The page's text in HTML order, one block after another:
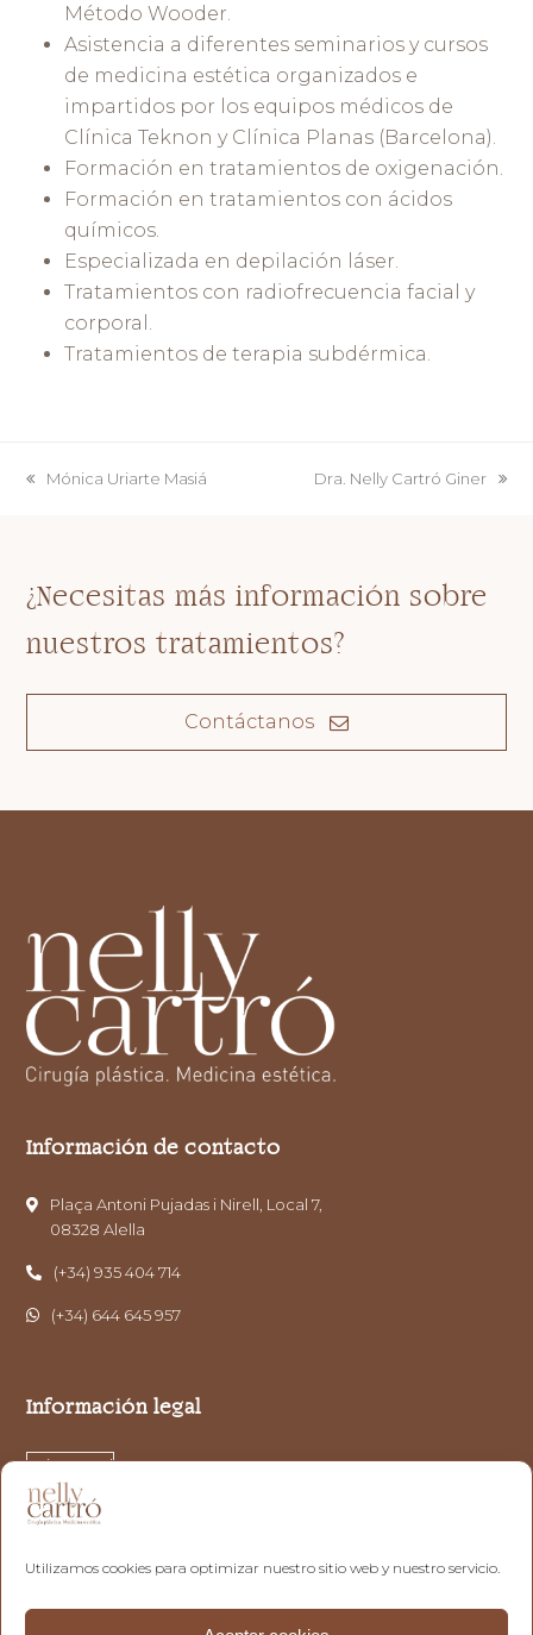
Utilizamos cookies para optimizar nuestro sitio web y nuestro servicio.
Método Wooder.
Asistencia a diferentes seminarios y cursos
de medicina estética organizados e
impartidos por los equipos médicos de
Clínica Teknon y Clínica Planas (Barcelona).
Formación en tratamientos de oxigenación.
Formación en tratamientos con ácidos
químicos.
Especializada en depilación láser.
Tratamientos con radiofrecuencia facial y
corporal.
Tratamientos de terapia subdérmica.
previous
Mónica Uriarte Masiá
next
Dra. Nelly Cartró Giner
¿Necesitas más información sobre
nuestros tratamientos?
Contáctanos
Información de contacto
Plaça Antoni Pujadas i Nirell, Local 7,
08328 Alella
(+34) 935 404 714
(+34) 644 645 957
Información legal
Aviso Legal
Política de Privacidad
Política de cookies